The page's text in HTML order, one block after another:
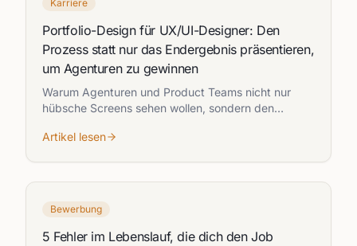
Karriere
Portfolio-Design für UX/UI-Designer: Den
Prozess statt nur das Endergebnis präsentieren,
um Agenturen zu gewinnen
Warum Agenturen und Product Teams nicht nur
hübsche Screens sehen wollen, sondern den
entsprechend aufbaust.
Artikel lesen
Bewerbung
5 Fehler im Lebenslauf, die dich den Job